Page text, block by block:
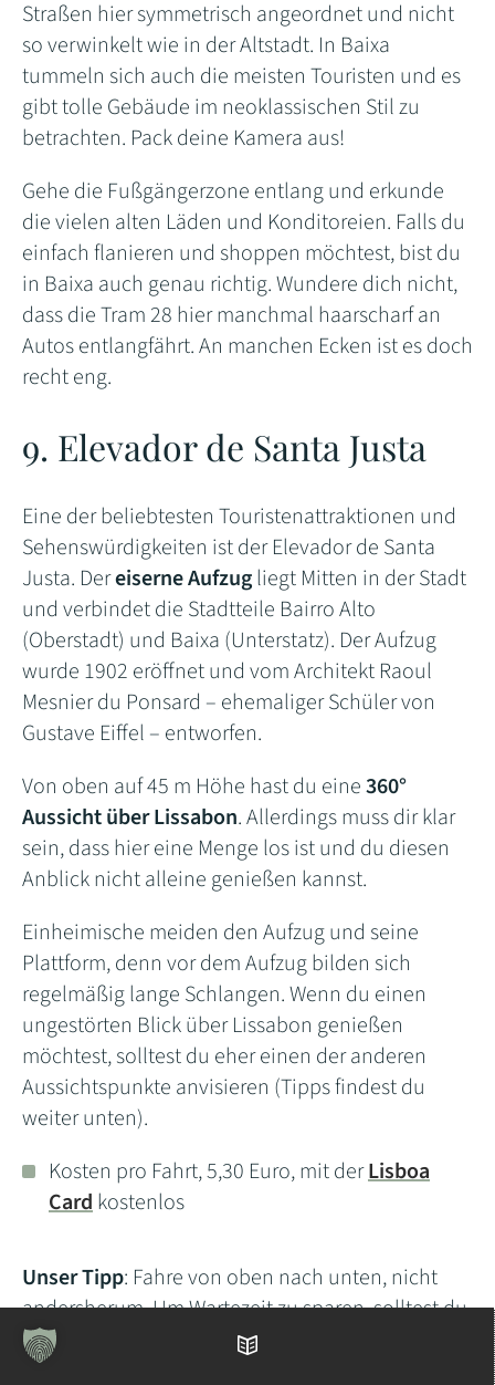
Straßen hier symmetrisch angeordnet und nicht
so verwinkelt wie in der Altstadt. In Baixa
tummeln sich auch die meisten Touristen und es
gibt tolle Gebäude im neoklassischen Stil zu
betrachten. Pack deine Kamera aus!
Gehe die Fußgängerzone entlang und erkunde
die vielen alten Läden und Konditoreien. Falls du
einfach flanieren und shoppen möchtest, bist du
in Baixa auch genau richtig. Wundere dich nicht,
dass die Tram 28 hier manchmal haarscharf an
Autos entlangfährt. An manchen Ecken ist es doch
recht eng.
9. Elevador de Santa Justa
Eine der beliebtesten Touristenattraktionen und
Sehenswürdigkeiten ist der Elevador de Santa
Justa. Dereiserne Aufzugliegt Mitten in der Stadt
und verbindet die Stadtteile Bairro Alto
(Oberstadt) und Baixa (Unterstatz). Der Aufzug
wurde 1902 eröffnet und vom Architekt Raoul
Mesnier du Ponsard – ehemaliger Schüler von
Gustave Eiffel – entworfen.
Von oben auf 45 m Höhe hast du eine360°
Aussicht über Lissabon. Allerdings muss dir klar
sein, dass hier eine Menge los ist und du diesen
Anblick nicht alleine genießen kannst.
Einheimische meiden den Aufzug und seine
Plattform, denn vor dem Aufzug bilden sich
regelmäßig lange Schlangen. Wenn du einen
ungestörten Blick über Lissabon genießen
möchtest, solltest du eher einen der anderen
Aussichtspunkte anvisieren (Tipps findest du
weiter unten).
Kosten pro Fahrt, 5,30 Euro, mit derLisboa
Cardkostenlos
Unser Tipp: Fahre von oben nach unten, nicht
andersherum. Um Wartezeit zu sparen, solltest du
die Aussichtsplattform über den Stadtteil Bairro
Alto (Oberstadt) betreten.
Inhaltsverzeichnis